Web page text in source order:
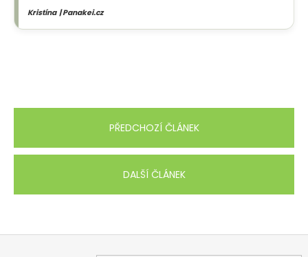
Kristína | Panakei.cz
PŘEDCHOZÍ ČLÁNEK
DALŠÍ ČLÁNEK
Z